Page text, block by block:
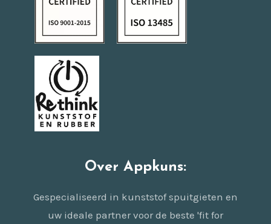
Over Appkuns:
Gespecialiseerd in kunststof spuitgieten en
uw ideale partner voor de beste 'fit for